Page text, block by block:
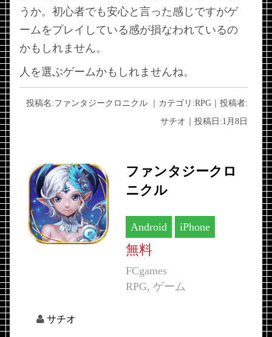
うか。初心者でも安心と言った感じですがゲ
ームをプレイしている感が損なわれているの
かもしれません。
人を選ぶゲームかもしれませんね。
投稿名:ファンタジークロニクル ｜カテゴリ:RPG｜投稿者:
サチオ ｜投稿日:1月8日
ファンタジークロ
ニクル
Android iPhone
無料
FCgames
RPG, ゲーム
サチオ